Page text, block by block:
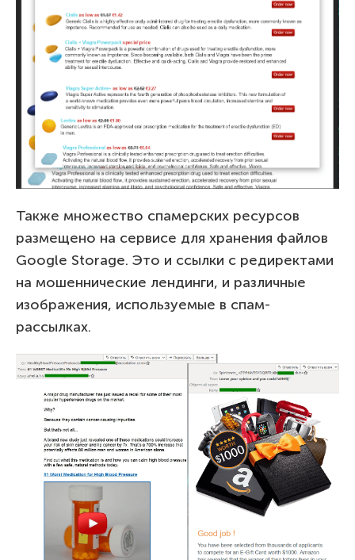
Также множество спамерских ресурсов
размещено на сервисе для хранения файлов
Google Storage. Это и ссылки с редиректами
на мошеннические лендинги, и различные
изображения, используемые в спам-
рассылках.